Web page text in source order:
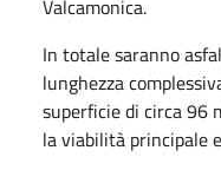
Valcamonica.
In totale saranno
lunghezza
superficie di circa 96
la viabilità principale